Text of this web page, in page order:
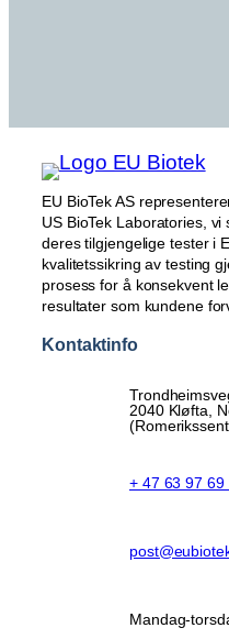
EU BioTek AS
US BioTek Laboratories,
deres tilgjengelige tester i
kvalitetssikring av testing
prosess for å konsekvent
resultater som kundene
Kontaktinfo
2040 Kløfta,
+ 47 63 97 69
Mandag-